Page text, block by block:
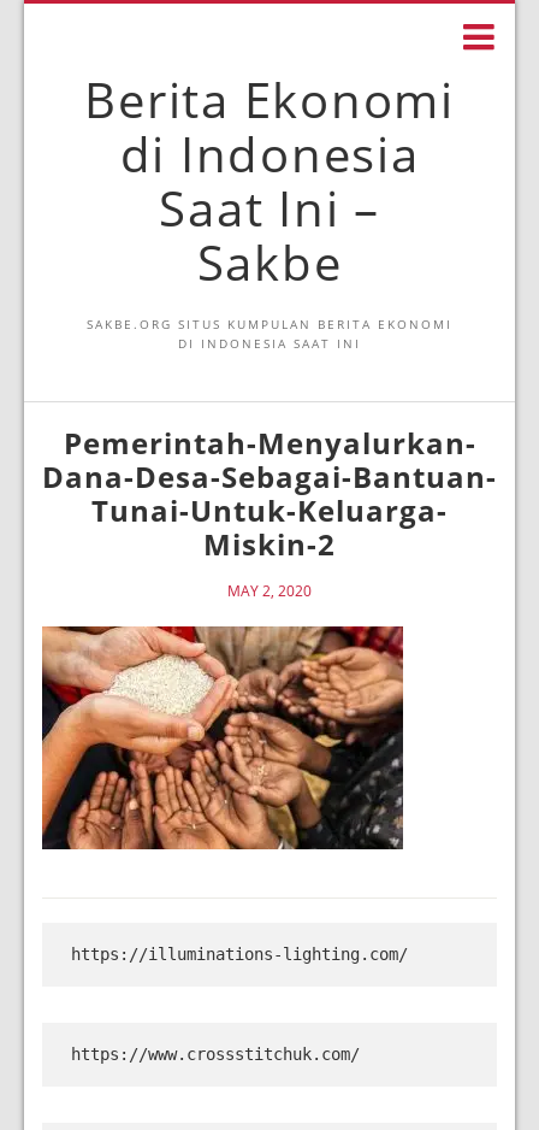
Berita Ekonomi
di Indonesia
Saat Ini –
Sakbe
SAKBE.ORG SITUS KUMPULAN BERITA EKONOMI
DI INDONESIA SAAT INI
Pemerintah-Menyalurkan-
Dana-Desa-Sebagai-Bantuan-
Tunai-Untuk-Keluarga-
Miskin-2
MAY 2, 2020
https://illuminations-lighting.com/
https://www.crossstitchuk.com/